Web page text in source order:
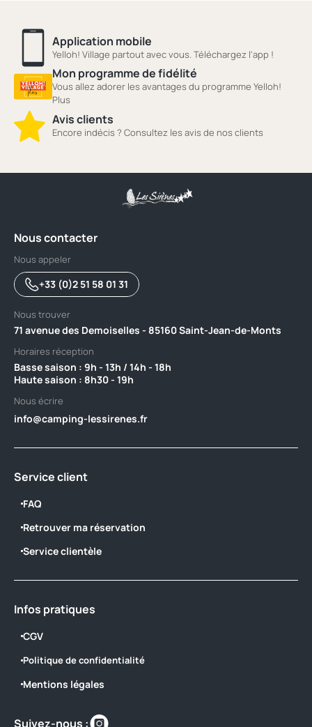
Application mobile
Yelloh! Village partout avec vous. Téléchargez l'app !
Mon programme de fidélité
Vous allez adorer les avantages du programme Yelloh!
Plus
Avis clients
Encore indécis ? Consultez les avis de nos clients
Nous contacter
Nous appeler
+33 (0)2 51 58 01 31
Nous trouver
71 avenue des Demoiselles - 85160 Saint-Jean-de-Monts
Horaires réception
Basse saison : 9h - 13h / 14h - 18h ‎ ‎ ‎ ‎ ‎ ‎ ‎ ‎ ‎ ‎ ‎ ‎ ‎ ‎ ‎ ‎ ‎ ‎ ‎ ‎ ‎ ‎ ‎ ‎ ‎ ‎ ‎ ‎ ‎ ‎ ‎ ‎ ‎ ‎ ‎ ‎ ‎ ‎ ‎ ‎ ‎ ‎ ‎ ‎ ‎ ‎ ‎ ‎ ‎ ‎ ‎
Haute saison : 8h30 - 19h
Nous écrire
info@camping-lessirenes.fr
Service client
FAQ
Retrouver ma réservation
Service clientèle
Infos pratiques
CGV
Politique de confidentialité
Mentions légales
Suivez-nous :